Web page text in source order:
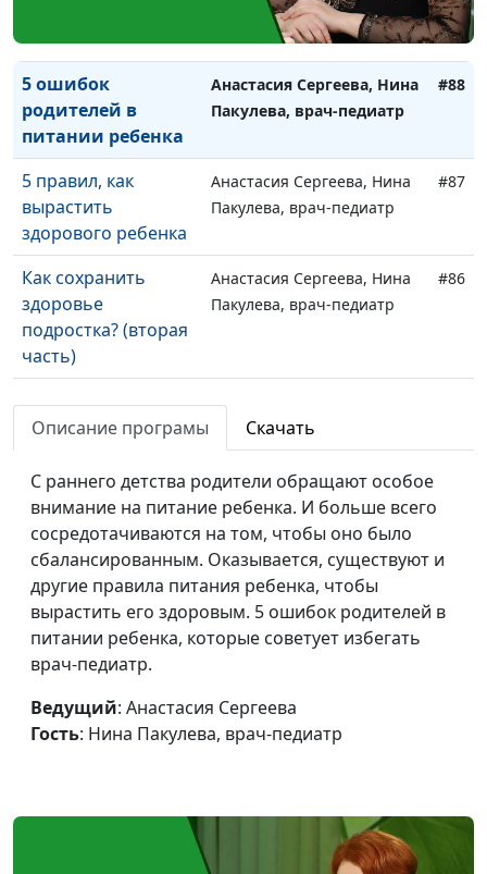
ребенку
Пакулева, врач-педиатр
5 ошибок
родителей в
питании ребенка
Анастасия Сергеева, Нина
Пакулева, врач-педиатр
#88
5 правил, как
вырастить
здорового ребенка
Анастасия Сергеева, Нина
Пакулева, врач-педиатр
#87
Как сохранить
здоровье
подростка? (вторая
часть)
Анастасия Сергеева, Нина
Пакулева, врач-педиатр
#86
Как сохранить
здоровье
часть)
Анастасия Сергеева, Нина
Пакулева, врач-педиатр
здоровье
школьника?
Анастасия Сергеева, Нина
Пакулева, врач-педиатр
ОРВИ у детей в
детском саду
Анастасия Сергеева, Нина
Пакулева, врач-педиатр
#83
температура у
детей
Пакулева, врач-педиатр
детей
Пакулева, врач-педиатр
Анастасия Сергеева, Нина
Описание програмы Скачать
С раннего детства родители обращают особое
внимание на питание ребенка. И больше всего
сосредотачиваются на том, чтобы оно было
сбалансированным. Оказывается, существуют и
другие правила питания ребенка, чтобы
вырастить его здоровым. 5 ошибок родителей в
питании ребенка, которые советует избегать
врач-педиатр.
Ведущий: Анастасия Сергеева
Гость: Нина Пакулева, врач-педиатр